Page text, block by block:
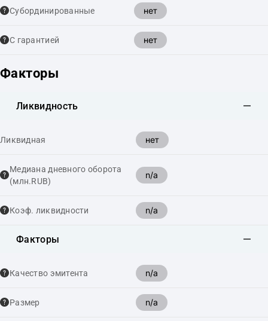
Cубординированные нет
С гарантией нет
Факторы
Ликвидность
Ликвидная нет
Медиана дневного оборота
(млн.RUB)
n/a
Коэф. ликвидности n/a
Факторы
Качество эмитента n/a
Размер n/a